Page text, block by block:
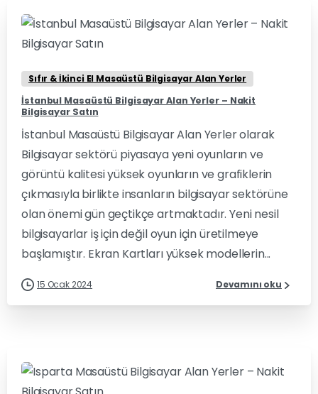
0 0
Sıfır & İkinci El Masaüstü Bilgisayar Alan Yerler
İstanbul Masaüstü Bilgisayar Alan Yerler – Nakit
Bilgisayar Satın
İstanbul Masaüstü Bilgisayar Alan Yerler olarak
Bilgisayar sektörü piyasaya yeni oyunların ve
görüntü kalitesi yüksek oyunların ve grafiklerin
çıkmasıyla birlikte insanların bilgisayar sektörüne
olan önemi gün geçtikçe artmaktadır. Yeni nesil
bilgisayarlar iş için değil oyun için üretilmeye
başlamıştır. Ekran Kartları yüksek modellerin...
15 Ocak 2024 Devamını oku
0 1